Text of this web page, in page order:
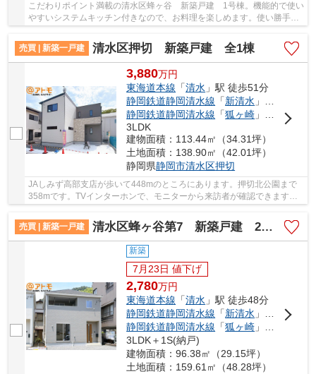
こだわりポイント満載の清水区蜂ヶ谷 新築戸建 1号棟。機能的で使い
やすいシステムキッチン付きなので、お料理を楽しめます。使い勝手の
売買 | 新築一戸建
清水区押切 新築戸建 全1棟
3,880万円
東海道本線 「清水 」駅 徒歩51分
静岡鉄道静岡清水線 「新清水 」駅 徒歩54分
静岡鉄道静岡清水線 「狐ヶ崎 」駅 徒歩40分
3LDK
建物面積：113.44㎡（34.31坪）
土地面積：138.90㎡（42.01坪）
静岡県静岡市清水区押切
JAしみず高部支店が歩いて448mのところにあります。押切北公園まで
358mです。TVインターホンで、モニターから来訪者が確認できます。
売買 | 新築一戸建
清水区蜂ヶ谷第7 新築戸建 2号棟
新築
7月23日 値下げ
2,780万円
東海道本線 「清水 」駅 徒歩48分
静岡鉄道静岡清水線 「新清水 」駅 徒歩51分
静岡鉄道静岡清水線 「狐ヶ崎 」駅 徒歩56分
3LDK＋1S(納戸)
建物面積：96.38㎡（29.15坪）
土地面積：159.61㎡（48.28坪）